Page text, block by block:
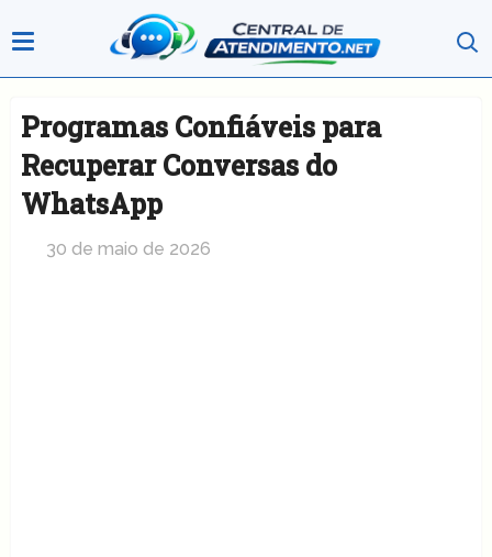
Programas Confiáveis para
Recuperar Conversas do
WhatsApp
30 de maio de 2026